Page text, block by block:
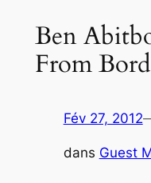
Ben
Fév 27, 2012
dans Guest